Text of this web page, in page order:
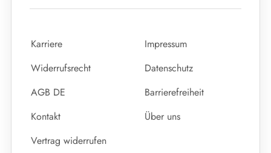
Karriere
Impressum
Widerrufsrecht
Datenschutz
AGB DE
Barrierefreiheit
Kontakt
Über uns
Vertrag widerrufen